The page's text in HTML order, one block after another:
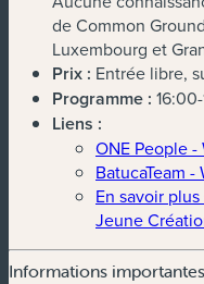
de Common
Luxembourg et
Prix : Entrée libre,
Programme :
Liens :
ONE People -
BatucaTeam -
En savoir
Jeune
Informations importantes